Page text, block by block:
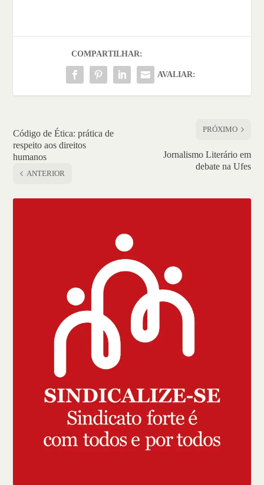
COMPARTILHAR:
AVALIAR:
Código de Ética: prática de
respeito aos direitos
humanos
ANTERIOR
PRÓXIMO
Jornalismo Literário em
debate na Ufes